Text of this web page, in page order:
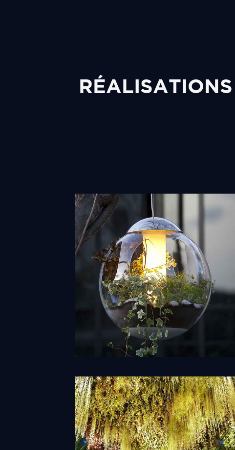
RÉALISATIONS
Design d'objets
Découvrir